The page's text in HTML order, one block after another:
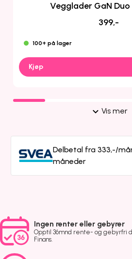
Vegglader GaN Duo
399,-
100+ på lager
Kjøp
Vis mer
Delbetal fra 333,-/
måneder
Ingen renter eller gebyrer
Opptil 36mnd rente- og gebyrfri
Finans.